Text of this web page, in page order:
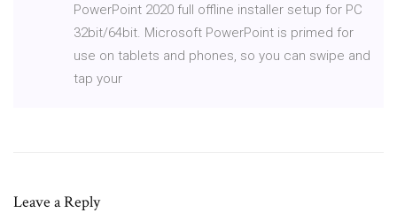
PowerPoint 2020 full offline installer setup for PC
32bit/64bit. Microsoft PowerPoint is primed for
use on tablets and phones, so you can swipe and
tap your
Leave a Reply